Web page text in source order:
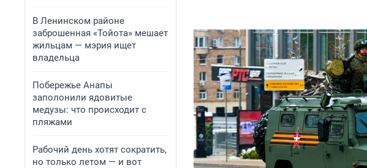
В Ленинском районе
заброшенная «Тойота» мешает
жильцам — мэрия ищет
владельца
Побережье Анапы
заполонили ядовитые
медузы: что происходит с
пляжами
Рабочий день хотят сократить,
но только летом — и вот